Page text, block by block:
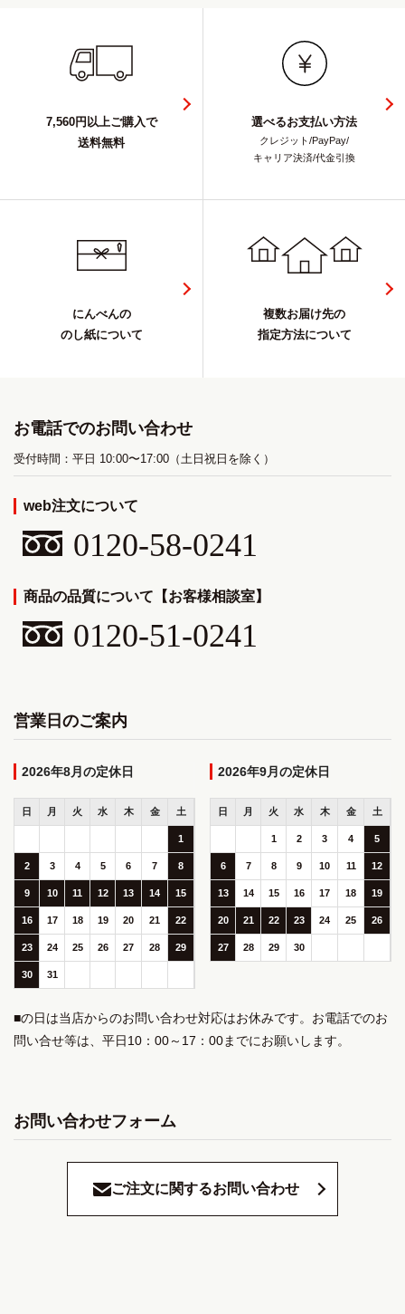
7,560円以上ご購入で
送料無料
選べるお支払い方法
クレジット/PayPay/
キャリア決済/代金引換
にんべんの
のし紙について
複数お届け先の
指定方法について
お電話でのお問い合わせ
受付時間：平日 10:00〜17:00（土日祝日を除く）
web注文について
0120-58-0241
商品の品質について【お客様相談室】
0120-51-0241
営業日のご案内
2026年8月
日 月 火 水 木 金 土
1
2 3 4 5 6 7 8
9 10 11 12 13 14 15
16 17 18 19 20 21 22
23 24 25 26 27 28 29
30 31
2026年9月
日 月 火 水 木 金 土
1 2 3 4 5
6 7 8 9 10 11 12
13 14 15 16 17 18 19
20 21 22 23 24 25 26
27 28 29 30
■の日は当店からのお問い合わせ対応はお休みです。お電話でのお
問い合せ等は、平日10：00～17：00までにお願いします。
お問い合わせフォーム
ご注文に関するお問い合わせ